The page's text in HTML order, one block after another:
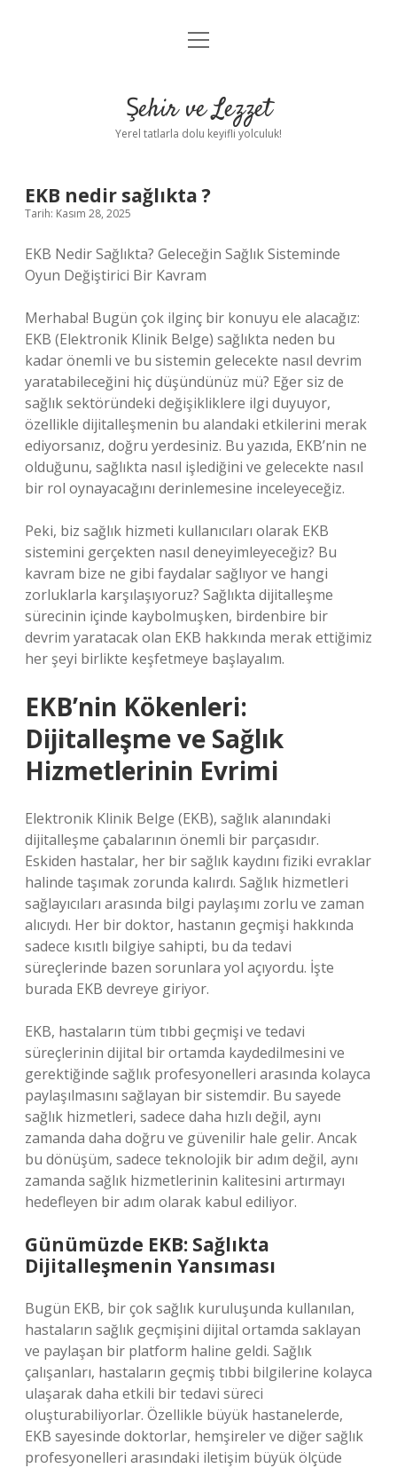
Anasayfa
Yasal Uyarı
menüyü
Şehir ve Lezzet
Yerel tatlarla dolu keyifli yolculuk!
EKB nedir sağlıkta ?
Tarih: Kasım 28, 2025
EKB Nedir Sağlıkta? Geleceğin Sağlık Sisteminde
Oyun Değiştirici Bir Kavram
Merhaba! Bugün çok ilginç bir konuyu ele alacağız:
EKB (Elektronik Klinik Belge) sağlıkta neden bu
kadar önemli ve bu sistemin gelecekte nasıl devrim
yaratabileceğini hiç düşündünüz mü? Eğer siz de
sağlık sektöründeki değişikliklere ilgi duyuyor,
özellikle dijitalleşmenin bu alandaki etkilerini merak
ediyorsanız, doğru yerdesiniz. Bu yazıda, EKB’nin ne
olduğunu, sağlıkta nasıl işlediğini ve gelecekte nasıl
bir rol oynayacağını derinlemesine inceleyeceğiz.
Peki, biz sağlık hizmeti kullanıcıları olarak EKB
sistemini gerçekten nasıl deneyimleyeceğiz? Bu
kavram bize ne gibi faydalar sağlıyor ve hangi
zorluklarla karşılaşıyoruz? Sağlıkta dijitalleşme
sürecinin içinde kaybolmuşken, birdenbire bir
devrim yaratacak olan EKB hakkında merak ettiğimiz
her şeyi birlikte keşfetmeye başlayalım.
EKB’nin Kökenleri:
Dijitalleşme ve Sağlık
Hizmetlerinin Evrimi
Elektronik Klinik Belge (EKB), sağlık alanındaki
dijitalleşme çabalarının önemli bir parçasıdır.
Eskiden hastalar, her bir sağlık kaydını fiziki evraklar
halinde taşımak zorunda kalırdı. Sağlık hizmetleri
sağlayıcıları arasında bilgi paylaşımı zorlu ve zaman
alıcıydı. Her bir doktor, hastanın geçmişi hakkında
sadece kısıtlı bilgiye sahipti, bu da tedavi
süreçlerinde bazen sorunlara yol açıyordu. İşte
burada EKB devreye giriyor.
EKB, hastaların tüm tıbbi geçmişi ve tedavi
süreçlerinin dijital bir ortamda kaydedilmesini ve
gerektiğinde sağlık profesyonelleri arasında kolayca
paylaşılmasını sağlayan bir sistemdir. Bu sayede
sağlık hizmetleri, sadece daha hızlı değil, aynı
zamanda daha doğru ve güvenilir hale gelir. Ancak
bu dönüşüm, sadece teknolojik bir adım değil, aynı
zamanda sağlık hizmetlerinin kalitesini artırmayı
hedefleyen bir adım olarak kabul ediliyor.
Günümüzde EKB: Sağlıkta
Dijitalleşmenin Yansıması
Bugün EKB, bir çok sağlık kuruluşunda kullanılan,
hastaların sağlık geçmişini dijital ortamda saklayan
ve paylaşan bir platform haline geldi. Sağlık
çalışanları, hastaların geçmiş tıbbi bilgilerine kolayca
ulaşarak daha etkili bir tedavi süreci
oluşturabiliyorlar. Özellikle büyük hastanelerde,
EKB sayesinde doktorlar, hemşireler ve diğer sağlık
profesyonelleri arasındaki iletişim büyük ölçüde